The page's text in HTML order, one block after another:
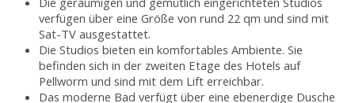
verfügen über eine Größe von rund 22 qm und sind mit
Sat-TV ausgestattet.
Die Studios bieten ein komfortables Ambiente. Sie
befinden sich in der zweiten Etage des Hotels auf
Pellworm und sind mit dem Lift erreichbar.
Das moderne Bad verfügt über eine ebenerdige Dusche